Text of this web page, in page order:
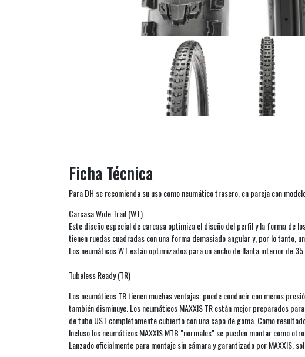
Ficha Técnica
Para DH se recomienda su uso como neumático trasero, en pareja con
Carcasa Wide Trail (WT)
Este diseño especial de carcasa optimiza el diseño del perfil y la forma de
tienen ruedas cuadradas con una forma demasiado angular y, por lo tanto,
Los neumáticos WT están optimizados para un ancho de llanta interior de
Tubeless Ready (TR)
Los neumáticos TR tienen muchas ventajas: puede conducir con menos
también disminuye. Los neumáticos MAXXIS TR están mejor preparados
de tubo UST completamente cubierto con una capa de goma. Como
Incluso los neumáticos MAXXIS MTB "normales" se pueden montar como
Lanzado oficialmente para montaje sin cámara y garantizado por MAXXIS,